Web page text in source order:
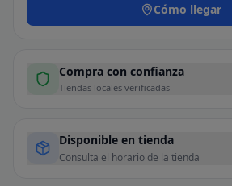
Cómo llegar
Compra con confianza
Tiendas locales verificadas
Disponible en tienda
Consulta el horario de la tienda